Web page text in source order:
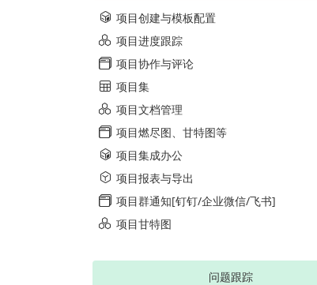
项目创建与模板配置
项目进度跟踪
项目协作与评论
项目集
项目文档管理
项目燃尽图、甘特图等
项目集成办公
项目报表与导出
项目群通知[钉钉/企业微信/飞书]
项目甘特图
问题跟踪